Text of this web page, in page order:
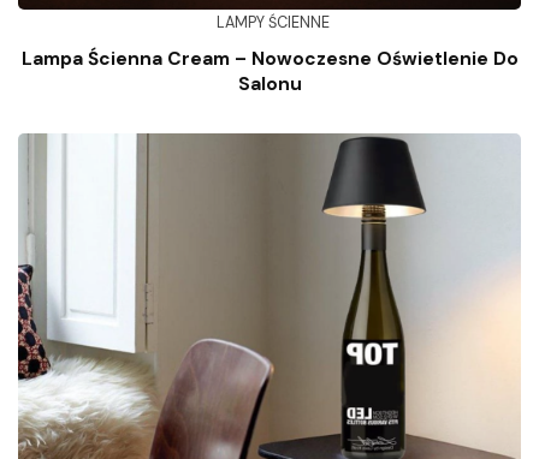
LAMPY ŚCIENNE
Lampa Ścienna Cream – Nowoczesne Oświetlenie Do
Salonu